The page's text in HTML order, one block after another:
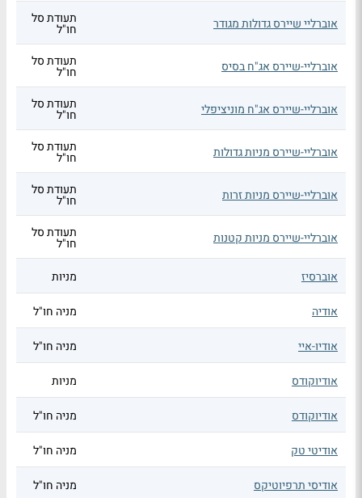
אוברליי שיירס גדולות מגודר תעודת סל
חו"ל
אוברליי-שיירס אג"ח בסיס תעודת סל
חו"ל
אוברליי-שיירס אג"ח מוניציפלי תעודת סל
חו"ל
אוברליי-שיירס מניות גדולות תעודת סל
חו"ל
אוברליי-שיירס מניות זרות תעודת סל
חו"ל
אוברליי-שיירס מניות קטנות תעודת סל
חו"ל
אוברסיז
מניות
אודיה מניה חו"ל
אודיו-איי מניה חו"ל
אודיוקודס מניות
אודיוקודס מניה חו"ל
אודיטי טק מניה חו"ל
אודיסי תרפיוטיקס מניה חו"ל